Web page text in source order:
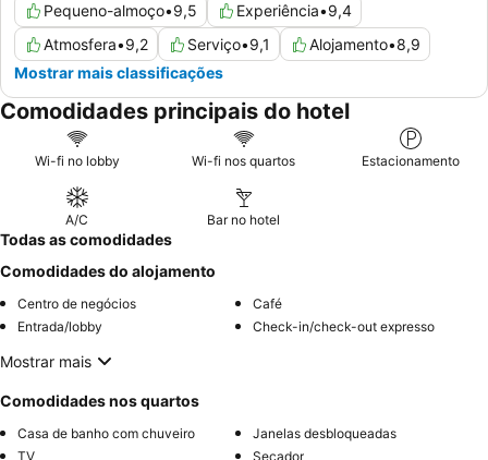
Pequeno-almoço•9,5 Experiência•9,4
Atmosfera•9,2 Serviço•9,1 Alojamento•8,9
Mostrar mais classificações
Comodidades principais do hotel
Wi-fi no lobby Wi-fi nos quartos Estacionamento
A/C Bar no hotel
Todas as comodidades
Comodidades do alojamento
Centro de negócios
Café
Entrada/lobby
Check-in/check-out expresso
Mostrar mais
Comodidades nos quartos
Casa de banho com chuveiro
Janelas desbloqueadas
TV
Secador